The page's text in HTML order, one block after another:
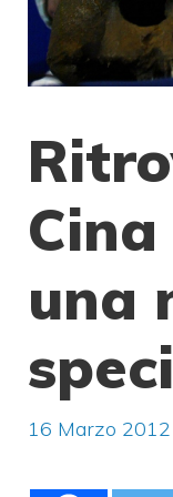
una
16 Marzo 2012